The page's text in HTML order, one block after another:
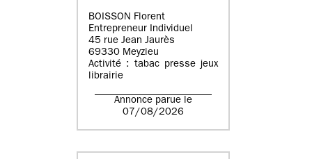
BOISSON Florent
Entrepreneur Individuel
45 rue Jean Jaurès
69330 Meyzieu
Activité : tabac presse jeux
librairie
Annonce parue le
07/08/2026